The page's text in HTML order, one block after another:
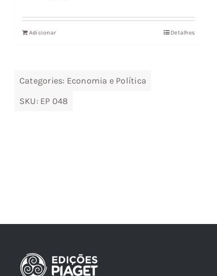
original
era:
atual
Adicionar Detalhes
Categories: Economia e Política
SKU: EP 048